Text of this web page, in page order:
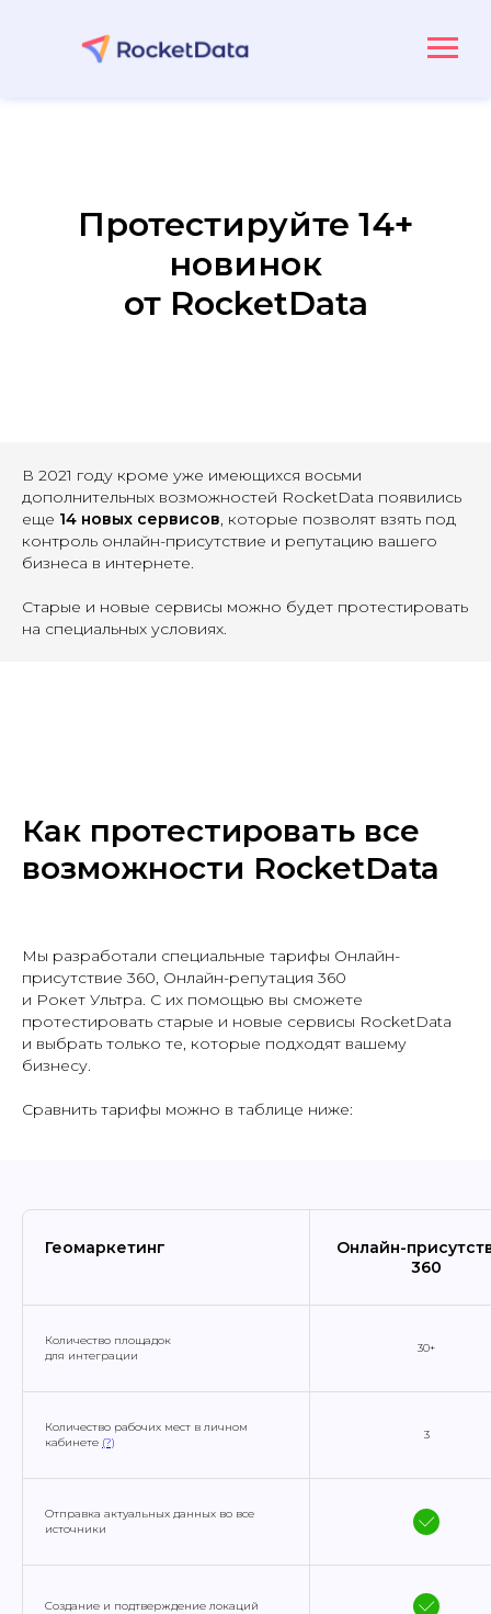
Протестируйте 14+
новинок
от RocketData
В 2021 году кроме уже имеющихся восьми
дополнительных возможностей RocketData появились
еще 14 новых сервисов, которые позволят взять под
контроль онлайн-присутствие и репутацию вашего
бизнеса в интернете.
Старые и новые сервисы можно будет протестировать
на специальных условиях.
Как протестировать все
возможности RocketData
Мы разработали специальные тарифы Онлайн-
присутствие 360, Онлайн-репутация 360
и Рокет Ультра. С их помощью вы сможете
протестировать старые и новые сервисы RocketData
и выбрать только те, которые подходят вашему
бизнесу.
Сравнить тарифы можно в таблице ниже:
Геомаркетинг
Онлайн-
360
Количество площадок
для интеграции
30+
Количество рабочих мест в личном
кабинете (?)
3
Отправка актуальных данных во все
источники
Создание и подтверждение локаций